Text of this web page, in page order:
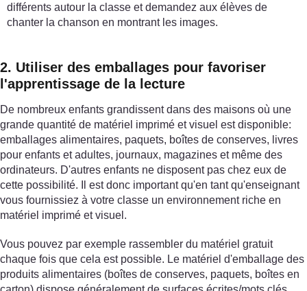
différents autour la classe et demandez aux élèves de
chanter la chanson en montrant les images.
2. Utiliser des emballages pour favoriser
l'apprentissage de la lecture
De nombreux enfants grandissent dans des maisons où une
grande quantité de matériel imprimé et visuel est disponible:
emballages alimentaires, paquets, boîtes de conserves, livres
pour enfants et adultes, journaux, magazines et même des
ordinateurs. D'autres enfants ne disposent pas chez eux de
cette possibilité. Il est donc important qu'en tant qu'enseignant
vous fournissiez à votre classe un environnement riche en
matériel imprimé et visuel.
Vous pouvez par exemple rassembler du matériel gratuit
chaque fois que cela est possible. Le matériel d'emballage des
produits alimentaires (boîtes de conserves, paquets, boîtes en